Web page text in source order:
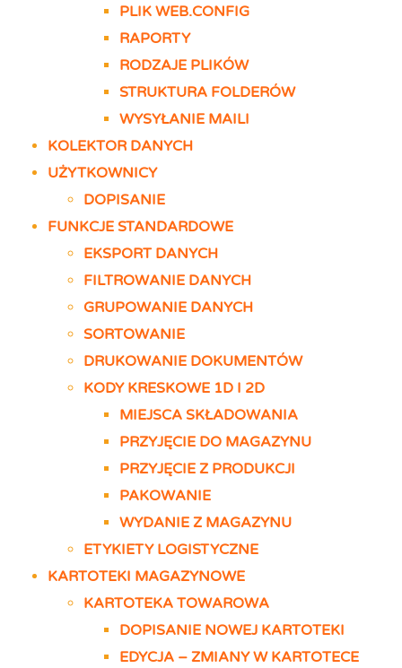
PLIK WEB.CONFIG
RAPORTY
RODZAJE PLIKÓW
STRUKTURA FOLDERÓW
WYSYŁANIE MAILI
KOLEKTOR DANYCH
UŻYTKOWNICY
DOPISANIE
FUNKCJE STANDARDOWE
EKSPORT DANYCH
FILTROWANIE DANYCH
GRUPOWANIE DANYCH
SORTOWANIE
DRUKOWANIE DOKUMENTÓW
KODY KRESKOWE 1D I 2D
MIEJSCA SKŁADOWANIA
PRZYJĘCIE DO MAGAZYNU
PRZYJĘCIE Z PRODUKCJI
PAKOWANIE
WYDANIE Z MAGAZYNU
ETYKIETY LOGISTYCZNE
KARTOTEKI MAGAZYNOWE
KARTOTEKA TOWAROWA
DOPISANIE NOWEJ KARTOTEKI
EDYCJA – ZMIANY W KARTOTECE